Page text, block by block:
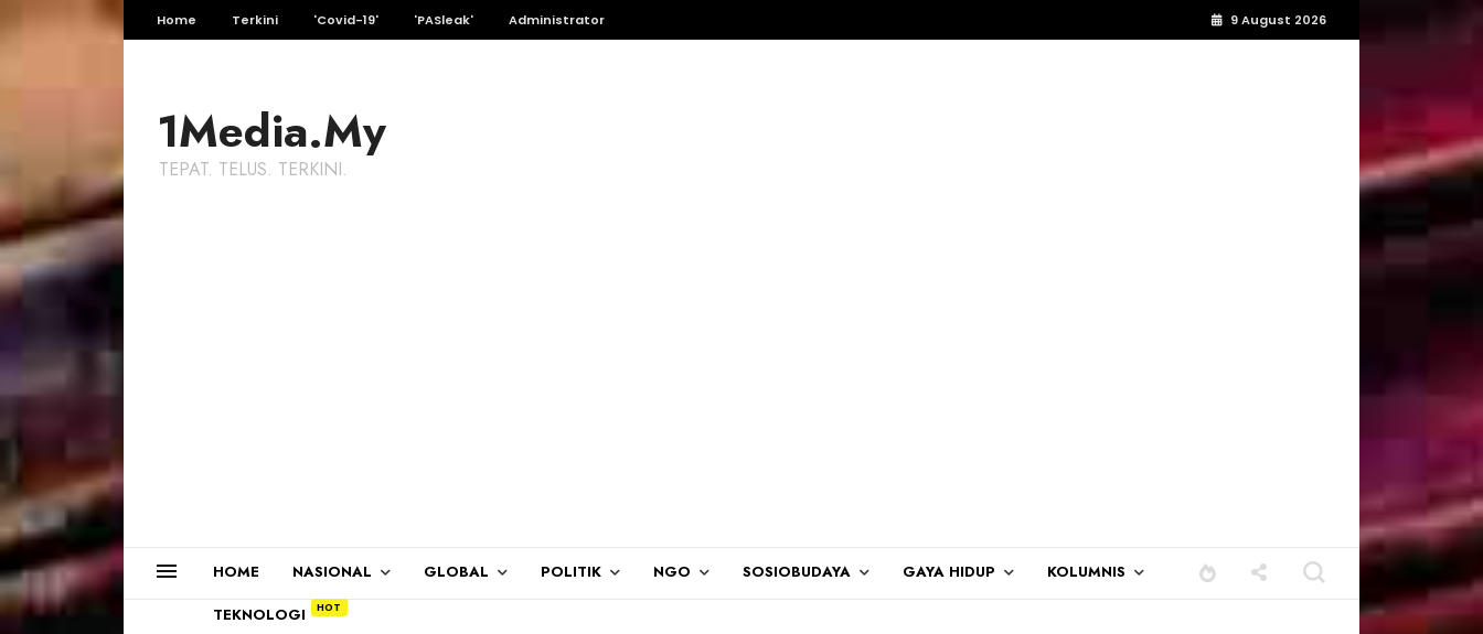
Home Terkini 'Covid-19' 'PASleak' Administrator 9 August 2026
1Media.My
TEPAT. TELUS. TERKINI.
HOME NASIONAL GLOBAL POLITIK NGO SOSIOBUDAYA GAYA HIDUP KOLUMNIS
TEKNOLOGI